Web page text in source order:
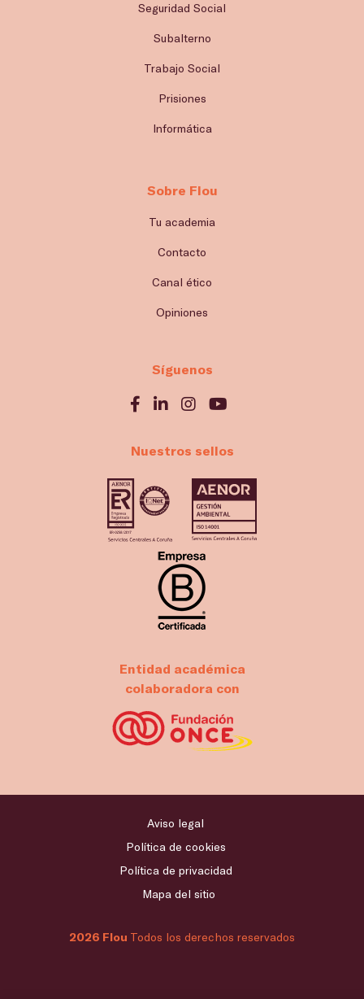
Seguridad Social
Subalterno
Trabajo Social
Prisiones
Informática
Sobre Flou
Tu academia
Contacto
Canal ético
Opiniones
Síguenos
Nuestros sellos
Entidad académica
colaboradora con
2026 Flou Todos los derechos reservados
Aviso legal
Política de cookies
Política de privacidad
Mapa del sitio